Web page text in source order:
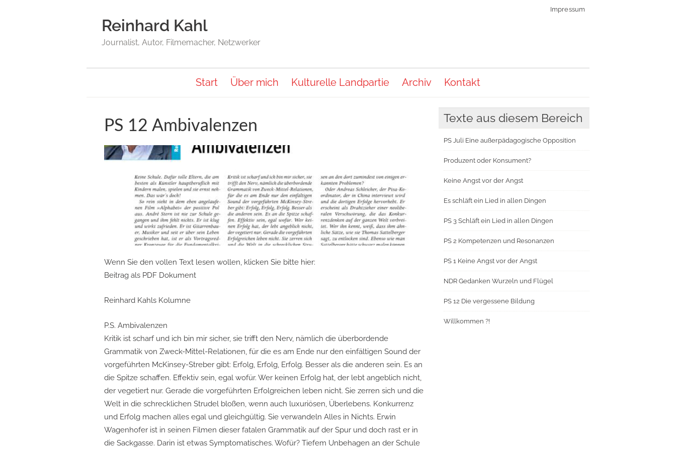
Reinhard Kahl
Journalist, Autor, Filmemacher, Netzwerker
Impressum
Start Über mich Kulturelle Landpartie Archiv Kontakt
PS 12 Ambivalenzen
Wenn Sie den vollen Text lesen wollen, klicken Sie bitte hier:
Beitrag als PDF Dokument
Reinhard Kahls Kolumne
P.S. Ambivalenzen
Kritik ist scharf und ich bin mir sicher, sie trifft den Nerv, nämlich die überbordende
Grammatik von Zweck-Mittel-Relationen, für die es am Ende nur den einfältigen Sound der
vorgeführten McKinsey-Streber gibt: Erfolg, Erfolg, Erfolg. Besser als die anderen sein. Es an
die Spitze schaffen. Effektiv sein, egal wofür. Wer keinen Erfolg hat, der lebt angeblich nicht,
der vegetiert nur. Gerade die vorgeführten Erfolgreichen leben nicht. Sie zerren sich und die
Welt in die schrecklichen Strudel bloßen, wenn auch luxuriösen, Überlebens. Konkurrenz
und Erfolg machen alles egal und gleichgültig. Sie verwandeln Alles in Nichts. Erwin
Wagenhofer ist in seinen Filmen dieser fatalen Grammatik auf der Spur und doch rast er in
die Sackgasse. Darin ist etwas Symptomatisches. Wofür? Tiefem Unbehagen an der Schule
Texte aus diesem Bereich
PS Juli Eine außerpädagogische Opposition
Produzent oder Konsument?
Keine Angst vor der Angst
Es schläft ein Lied in allen Dingen
PS 3 Schläft ein Lied in allen Dingen
PS 2 Kompetenzen und Resonanzen
PS 1 Keine Angst vor der Angst
NDR Gedanken Wurzeln und Flügel
PS 12 Die vergessene Bildung
Willkommen ?!